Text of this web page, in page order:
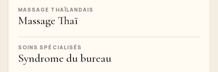
MASSAGE THAÏLANDAIS
Massage Thaï
SOINS SPÉCIALISÉS
Syndrome du bureau